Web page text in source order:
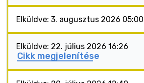
Elküldve: 3. augusztus 2026 05:00
Elküldve: 22. július 2026 16:26
Cikk megjelenítése